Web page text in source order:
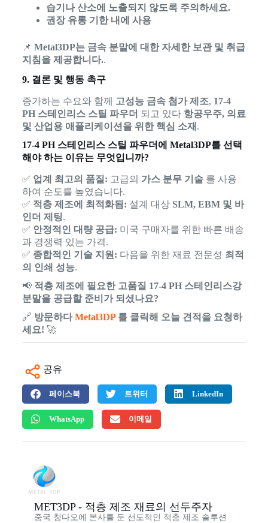
습기나 산소에 노출되지 않도록 주의하세요.
권장 유통 기한 내에 사용
📌 Metal3DP는 금속 분말에 대한 자세한 보관 및 취급
지침을 제공합니다..
9. 결론 및 행동 촉구
증가하는 수요와 함께 고성능 금속 첨가 제조, 17-4
PH 스테인리스 스틸 파우더 되고 있다 항공우주, 의료
및 산업용 애플리케이션을 위한 핵심 소재 .
17-4 PH 스테인리스 스틸 파우더에 Metal3DP를 선택
해야 하는 이유는 무엇입니까?
✅ 업계 최고의 품질: 고급의 가스 분무 기술를 사용
하여 순도를 높였습니다.
✅ 적층 제조에 최적화됨: 설계 대상 SLM, EBM 및 바
인더 제팅.
✅ 안정적인 대량 공급: 미국 구매자를 위한 빠른 배송
과 경쟁력 있는 가격.
✅ 종합적인 기술 지원: 다음을 위한 재료 전문성 최적
의 인쇄 성능.
📢 적층 제조에 필요한 고품질 17-4 PH 스테인리스강
분말을 공급할 준비가 되셨나요?
🔗 방문하다Metal3DP를 클릭해 오늘 견적을 요청하
세요! 🚀
공유
페이스북 트위터 LinkedIn
WhatsApp 이메일
MET3DP - 적층 제조 재료의 선두주자
중국 칭다오에 본사를 둔 선도적인 적층 제조 솔루션